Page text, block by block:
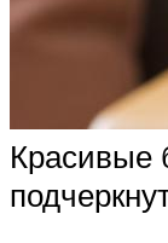
Красивые